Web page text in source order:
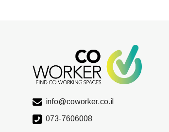
info@coworker.co.il
073-7606008